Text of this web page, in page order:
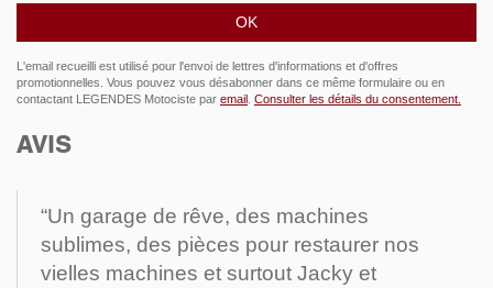
L'email recueilli est utilisé pour l'envoi de lettres d'informations et d'offres
promotionnelles. Vous pouvez vous désabonner dans ce même formulaire ou en
contactant LEGENDES Motociste par email Consulter les détails du consentement.
AVIS
“Un garage de rêve, des machines
sublimes, des pièces pour restaurer nos
vielles machines et surtout Jacky et